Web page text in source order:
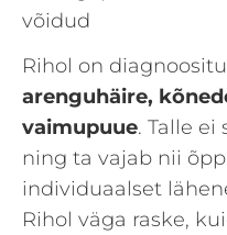
võidud
Rihol on
arenguhäire,
vaimupuue. Talle
ning ta vajab nii
individuaalset
Rihol väga raske,